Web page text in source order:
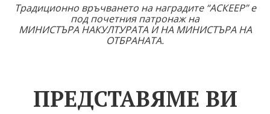
Традиционно връчването на наградите “АСКЕЕР” е
под почетния патронаж на
МИНИСТЪРА НАКУЛТУРАТА И НА МИНИСТЪРА НА
ОТБРАНАТА.
ПРЕДСТАВЯМЕ ВИ